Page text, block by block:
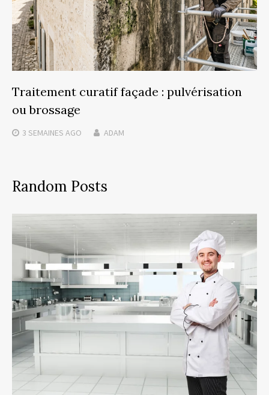
Traitement curatif façade : pulvérisation
ou brossage
3 SEMAINES AGO ADAM
Random Posts